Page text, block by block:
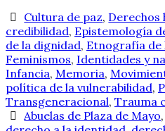
Cultura de paz, Derechos
credibilidad, Epistemología
de la dignidad, Etnografía de
Feminismos, Identidades y
Infancia, Memoria,
política de la vulnerabilidad,
Transgeneracional, Trauma
Abuelas de Plaza de Mayo